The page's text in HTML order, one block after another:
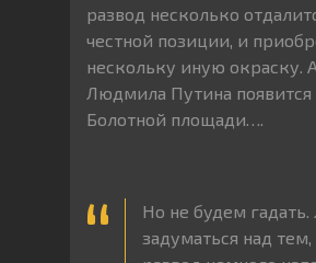
развод несколько
честной позиции, и
нескольку иную окраску.
Людмила Путина появится
Болотной площади….
Но не будем
задуматься над